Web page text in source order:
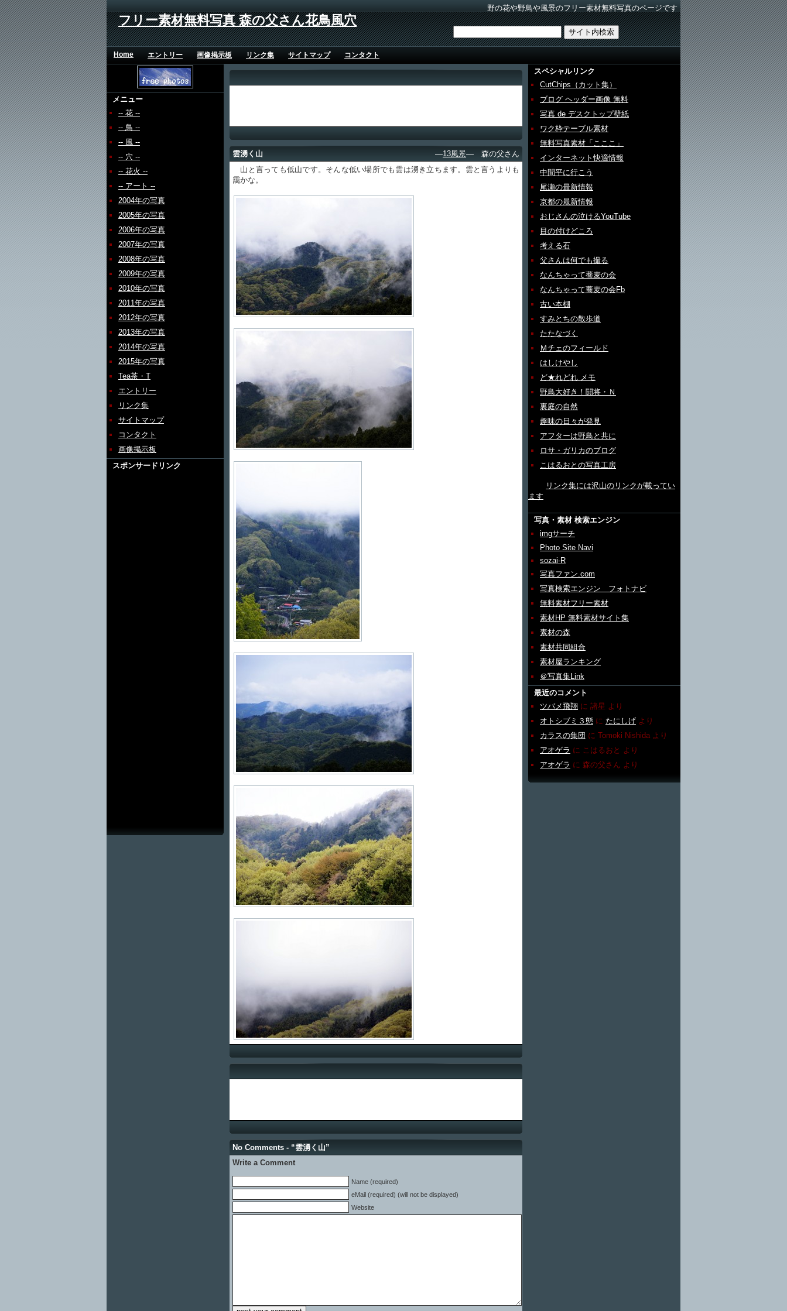
野の花や野鳥や風景のフリー素材無料写真のページです
フリー素材無料写真 森の父さん花鳥風穴
Home エントリー 画像掲示板 リンク集 サイトマップ コンタクト
メニュー
-- 花 --
-- 鳥 --
-- 風 --
-- 穴 --
-- 花火 --
-- アート --
2004年の写真
2005年の写真
2006年の写真
2007年の写真
2008年の写真
2009年の写真
2010年の写真
2011年の写真
2012年の写真
2013年の写真
2014年の写真
2015年の写真
Tea茶・T
エントリー
リンク集
サイトマップ
コンタクト
画像掲示板
スポンサードリンク
雲湧く山 ―13風景― 森の父さん
山と言っても低山です。そんな低い場所でも雲は湧き立ちます。雲と言うよりも
靄かな。
No Comments - “雲湧く山”
Write a Comment
Name (required)
eMail (required) (will not be displayed)
Website
スペシャルリンク
CutChips（カット集）
ブログ ヘッダー画像 無料
写真 de デスクトップ壁紙
ワク枠テーブル素材
無料写真素材「こここ」
インターネット快適情報
中間平に行こう
尾瀬の最新情報
京都の最新情報
おじさんの泣けるYouTube
目の付けどころ
考える石
父さんは何でも撮る
なんちゃって蕎麦の会
なんちゃって蕎麦の会Fb
古い本棚
すみとちの散歩道
たたなづく
Ｍチェのフィールド
はしけやし
ど★れどれ メモ
野鳥大好き！闘将・Ｎ
裏庭の自然
趣味の日々が発見
アフターは野鳥と共に
ロサ・ガリカのブログ
こはるおとの写真工房
リンク集には沢山のリンクが載ってい
ます
写真・素材 検索エンジン
imgサーチ
Photo Site Navi
sozai-R
写真ファン.com
写真検索エンジン フォトナビ
無料素材フリー素材
素材HP 無料素材サイト集
素材の森
素材共同組合
素材屋ランキング
＠写真集Link
最近のコメント
ツバメ飛翔 に 諸星 より
オトシブミ３態 に たにしげ より
カラスの集団 に Tomoki Nishida より
アオゲラ に こはるおと より
アオゲラ に 森の父さん より